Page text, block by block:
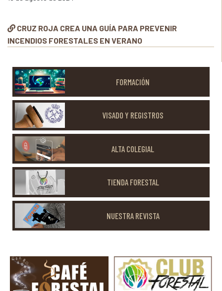
CRUZ ROJA CREA UNA GUÍA PARA PREVENIR
INCENDIOS FORESTALES EN VERANO
FORMACIÓN
VISADO Y REGISTROS
ALTA COLEGIAL
TIENDA FORESTAL
NUESTRA REVISTA